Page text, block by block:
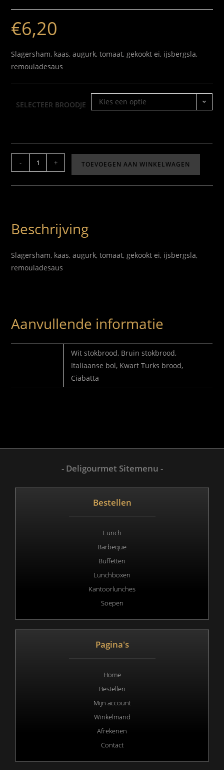
€6,20
Slagersham, kaas, augurk, tomaat, gekookt ei, ijsbergsla,
remouladesaus
SELECTEER BROODJE Kies een optie
- + TOEVOEGEN AAN WINKELWAGEN
Beschrijving
Slagersham, kaas, augurk, tomaat, gekookt ei, ijsbergsla,
remouladesaus
Aanvullende informatie
Wit stokbrood, Bruin stokbrood,
Italiaanse bol, Kwart Turks brood,
Ciabatta
- Deligourmet Sitemenu -
Bestellen
Lunch
Barbeque
Buffetten
Lunchboxen
Kantoorlunches
Soepen
Pagina's
Home
Bestellen
Mijn account
Winkelmand
Afrekenen
Contact